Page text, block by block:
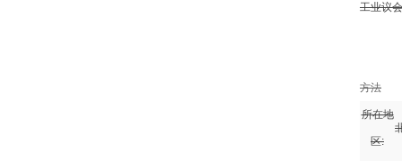
工业议
方法
所在地
区: